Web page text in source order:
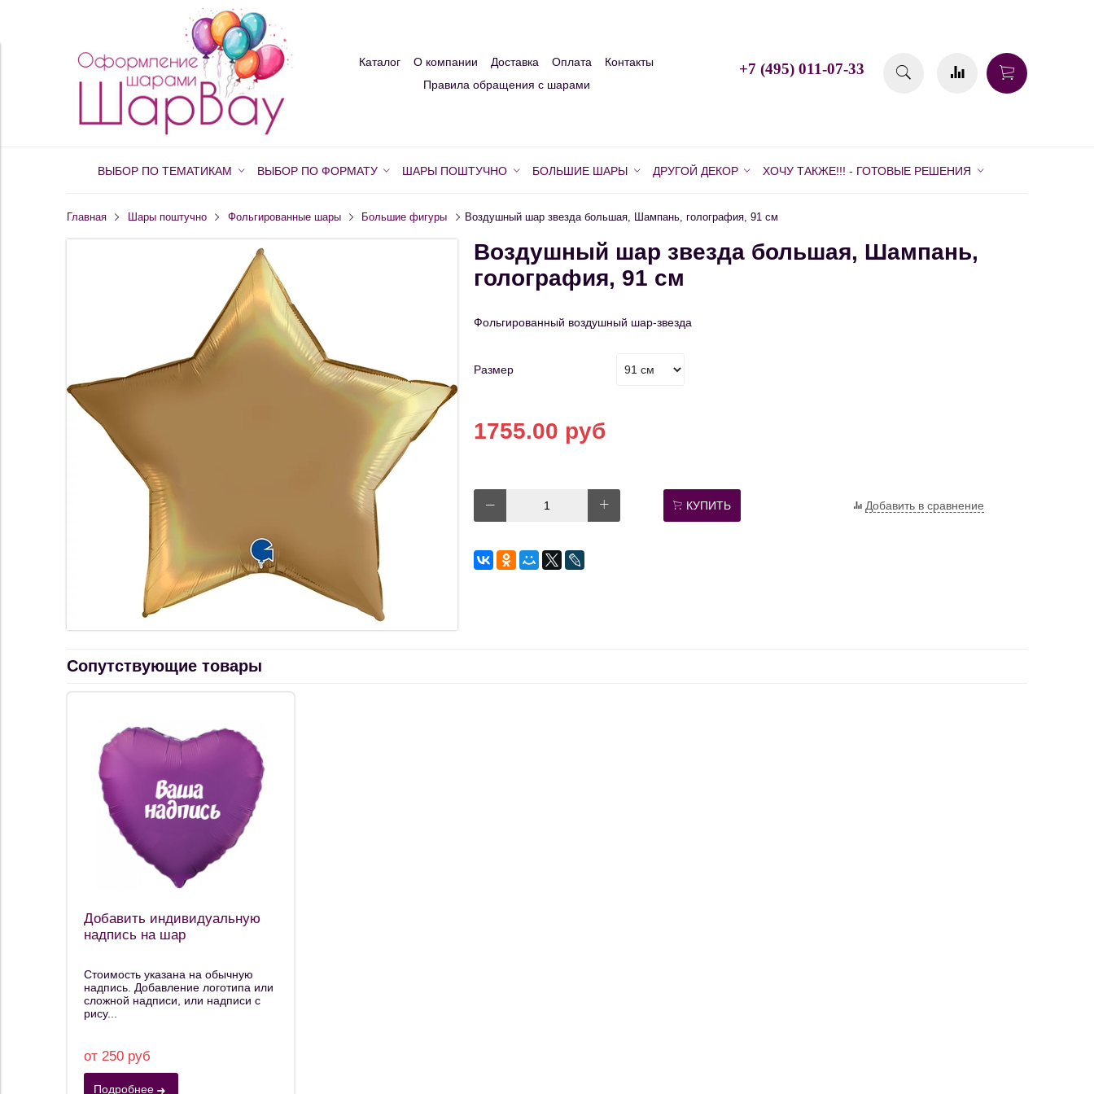
Каталог О компании Доставка Оплата
Контакты
Правила обращения с шарами
+7 (495) 011-07-33
ВЫБОР ПО ТЕМАТИКАМ ВЫБОР ПО ФОРМАТУ ШАРЫ ПОШТУЧНО БОЛЬШИЕ ШАРЫ ДРУГОЙ ДЕКОР ХОЧУ ТАКЖЕ!!! - ГОТОВЫЕ РЕШЕНИЯ
Главная Шары поштучно Фольгированные шары Большие фигуры Воздушный шар звезда большая, Шампань, голография, 91 см
Воздушный шар звезда большая, Шампань,
голография, 91 см
Фольгированный воздушный шар-звезда
Размер
1755.00 руб
КУПИТЬ Добавить в сравнение
Сопутствующие товары
Добавить индивидуальную
надпись на шар
Стоимость указана на обычную
надпись. Добавление логотипа или
сложной надписи, или надписи с
рису...
от 250 руб
Подробнее